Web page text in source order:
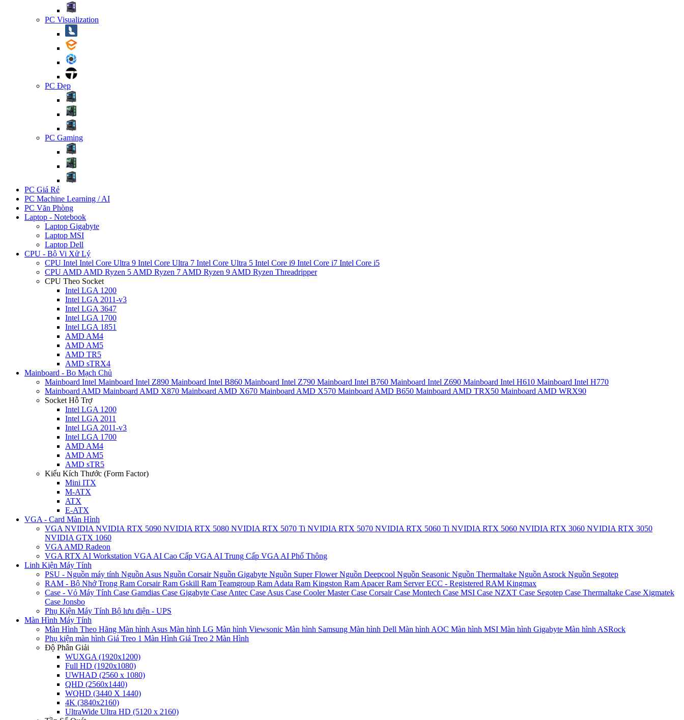
PC Visualization
PC Đẹp
PC Gaming
PC Giá Rẻ
PC Machine Learning / AI
PC Văn Phòng
Laptop - Notebook
Laptop Gigabyte
Laptop MSI
Laptop Dell
CPU - Bộ Vi Xử Lý
CPU Intel Intel Core Ultra 9 Intel Core Ultra 7 Intel Core Ultra 5 Intel Core i9 Intel Core i7 Intel Core i5
CPU AMD AMD Ryzen 5 AMD Ryzen 7 AMD Ryzen 9 AMD Ryzen Threadripper
CPU Theo Socket
Intel LGA 1200
Intel LGA 2011-v3
Intel LGA 3647
Intel LGA 1700
Intel LGA 1851
AMD AM4
AMD AM5
AMD TR5
AMD sTRX4
Mainboard - Bo Mạch Chủ
Mainboard Intel Mainboard Intel Z890 Mainboard Intel B860 Mainboard Intel Z790 Mainboard Intel B760 Mainboard Intel Z690 Mainboard Intel H610 Mainboard Intel H770
Mainboard AMD Mainboard AMD X870 Mainboard AMD X670 Mainboard AMD X570 Mainboard AMD B650 Mainboard AMD TRX50 Mainboard AMD WRX90
Socket Hỗ Trợ
Intel LGA 1200
Intel LGA 2011
Intel LGA 2011-v3
Intel LGA 1700
AMD AM4
AMD AM5
AMD sTR5
Kiểu Kích Thước (Form Factor)
Mini ITX
M-ATX
ATX
E-ATX
VGA - Card Màn Hình
VGA NVIDIA NVIDIA RTX 5090 NVIDIA RTX 5080 NVIDIA RTX 5070 Ti NVIDIA RTX 5070 NVIDIA RTX 5060 Ti NVIDIA RTX 5060 NVIDIA RTX 3060 NVIDIA RTX 3050
NVIDIA GTX 1060
VGA AMD Radeon
VGA RTX AI Workstation VGA AI Cao Cấp VGA AI Trung Cấp VGA AI Phổ Thông
Linh Kiện Máy Tính
PSU - Nguồn máy tính Nguồn Asus Nguồn CorsairNguồn Gigabyte Nguồn Super FlowerNguồn Deepcool Nguồn Seasonic Nguồn Thermaltake Nguồn Asrock Nguồn Segotep
RAM - Bộ Nhớ Trong Ram CorsairRam Gskill Ram Teamgroup Ram Adata Ram Kingston Ram ApacerRam Server ECC - Registered RAM Kingmax
Case - Vỏ Máy Tính Case Gamdias Case Gigabyte Case Antec Case Asus Case Cooler MasterCase CorsairCase Montech Case MSI Case NZXT Case Segotep Case Thermaltake Case Xigmatek
Case Jonsbo
Phụ Kiện Máy Tính Bộ lưu điện - UPS
Màn Hình Máy Tính
Màn Hình Theo Hãng Màn hình Asus Màn hình LG Màn hình Viewsonic Màn hình Samsung Màn hình Dell Màn hình AOC Màn hình MSI Màn hình Gigabyte Màn hình ASRock
Phụ kiện màn hình Giá Treo 1 Màn Hình Giá Treo 2 Màn Hình
Độ Phân Giải
WUXGA (1920x1200)
Full HD (1920x1080)
UWHAD (2560 x 1080)
QHD (2560x1440)
WQHD (3440 X 1440)
4K (3840x2160)
UltraWide Ultra HD (5120 x 2160)